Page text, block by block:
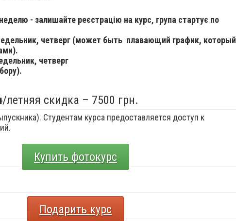
- залишайте реєстрацію на курс, група стартує по
четверг (может быть плавающий график, который
четверг
/летняя скидка – 7500 грн.
Студентам курса предоставляется доступ к
Купить фотокурс
Подарить курс